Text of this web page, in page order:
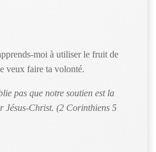
moi à utiliser le fruit de
veux faire ta volonté.
pas que notre soutien est la
Jésus-Christ. (2 Corinthiens 5